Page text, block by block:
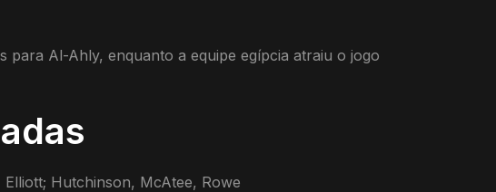
Al-Ahly, enquanto a equipe egípcia atraiu o jogo
Hutchinson, McAtee, Rowe